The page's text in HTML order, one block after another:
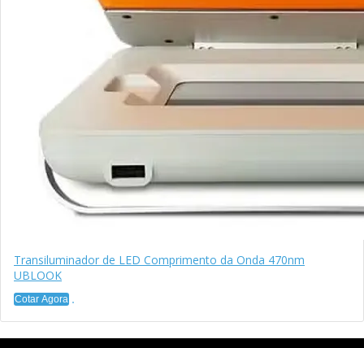
Transiluminador de LED Comprimento da Onda 470nm
UBLOOK
Cotar Agora